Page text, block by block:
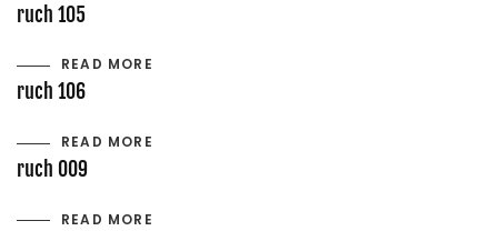
ruch 105
READ MORE
ruch 106
READ MORE
ruch 009
READ MORE